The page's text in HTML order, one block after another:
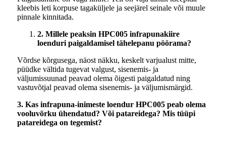
kleebis leti korpuse tagaküljele ja seejärel seinale või muule
pinnale kinnitada.
2. Millele peaksin HPC005 infrapunakiire
loenduri paigaldamisel tähelepanu pöörama?
Võrdse kõrgusega, näost näkku, keskelt varjualust mitte,
püüdke vältida tugevat valgust, sisenemis- ja
väljumissuunad peavad olema õigesti paigaldatud ning
vastuvõtjal peavad olema sisenemis- ja väljumismärgid.
3. Kas infrapuna-inimeste loendur HPC005 peab olema
vooluvõrku ühendatud? Või patareidega? Mis tüüpi
patareidega on tegemist?